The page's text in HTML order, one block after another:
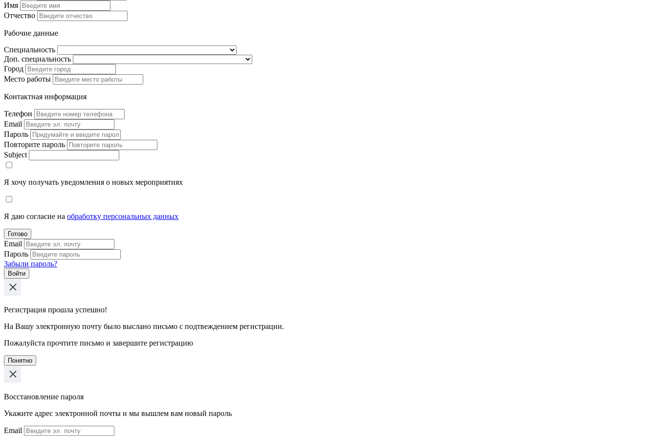
Имя
Отчество
Рабочие данные
Специальность
Доп. специальность
Город
Место работы
Контактная информация
Телефон
Email
Пароль
Повторите пароль
Subject
Я хочу получать уведомления о новых мероприятиях
Я даю согласие на обработку персональных данных
Готово
Email
Пароль
Забыли пароль?
Войти
Регистрация прошла успешно!
На Вашу электронную почту было выслано письмо с подтвеждением регистрации.
Пожалуйста прочтите письмо и завершите регистрацию
Понятно
Восстановление пароля
Укажите адрес электронной почты и мы вышлем вам новый пароль
Email